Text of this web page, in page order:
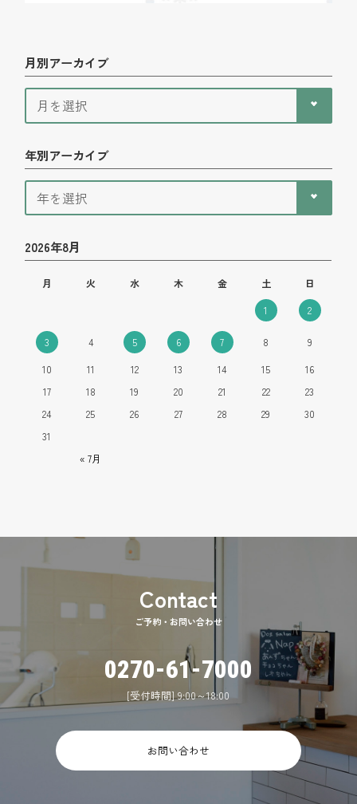
月別アーカイブ
年別アーカイブ
2026年8月
月 火 水 木 金 土 日
« 7月
1 2
3 4 5 6 7 8
9
10
11 12 13 14 15
16
17
18 19 20 21 22
23
24
25 26 27 28 29
30
31
ご予約・お問い合わせ
0270-61-7000
[受付時間] 9:00～18:00
お問い合わせ